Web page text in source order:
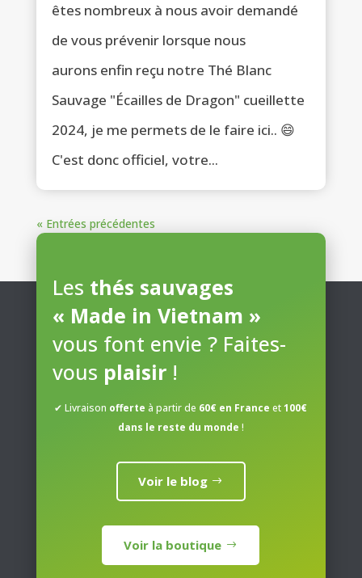
êtes nombreux à nous avoir demandé
de vous prévenir lorsque nous
aurons enfin reçu notre Thé Blanc
Sauvage "Écailles de Dragon" cueillette
2024, je me permets de le faire ici.. 😄
C'est donc officiel, votre...
« Entrées précédentes
Les thés sauvages
« Made in Vietnam »
vous font envie ? Faites-
vous plaisir!
✔ Livraison offerte à partir de 60€ en France et100€
dans le reste du monde !
Voir le blog
Voir la boutique